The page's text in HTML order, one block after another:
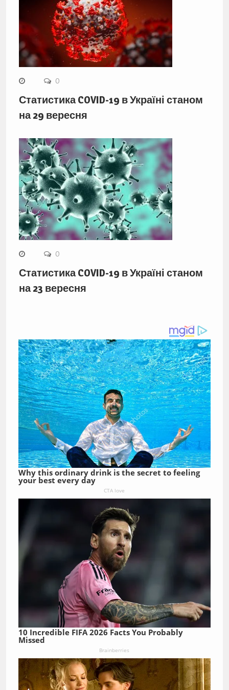
0
Статистика COVID-19 в Україні станом
на 29 вересня
0
Статистика COVID-19 в Україні станом
на 23 вересня
Why this ordinary drink is the secret to feeling
your best every day
CTA love
10 Incredible FIFA 2026 Facts You Probably
Missed
Brainberries